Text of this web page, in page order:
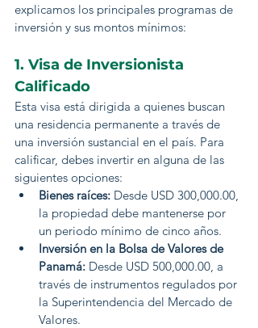
explicamos los principales programas de
inversión y sus montos mínimos:
1. Visa de Inversionista
Calificado
Esta visa está dirigida a quienes buscan
una residencia permanente a través de
una inversión sustancial en el país. Para
calificar, debes invertir en alguna de las
siguientes opciones:
Bienes raíces: Desde USD 300,000.00,
la propiedad debe mantenerse por
un periodo mínimo de cinco años.
Inversión en la Bolsa de Valores de
Panamá: Desde USD 500,000.00, a
través de instrumentos regulados por
la Superintendencia del Mercado de
Valores.